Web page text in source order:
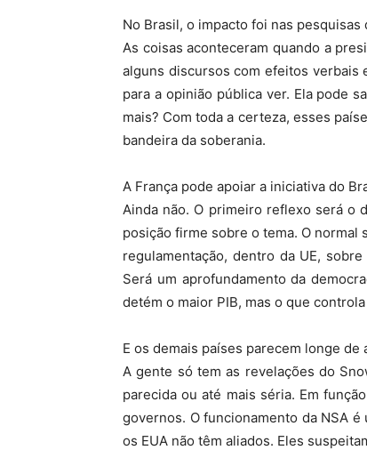
No Brasil, o impacto foi nas
As coisas aconteceram quando a
alguns discursos com efeitos verbais
para a opinião pública ver. Ela pode
mais? Com toda a certeza, esses
bandeira da soberania.
A França pode apoiar a iniciativa do
Ainda não. O primeiro reflexo será o
posição firme sobre o tema. O
regulamentação, dentro da UE,
Será um aprofundamento da
detém o maior PIB, mas o que
E os demais países parecem longe de
A gente só tem as revelações do
parecida ou até mais séria. Em
governos. O funcionamento da NSA
os EUA não têm aliados. Eles